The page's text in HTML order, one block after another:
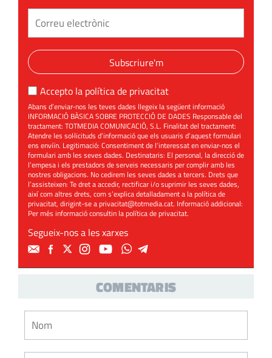
Subscriure'm
Accepto la política de privacitat
Abans d’enviar-nos les teves dades llegeix la següent informació
INFORMACIÓ BÀSICA SOBRE PROTECCIÓ DE DADES Responsable del
tractament: TOTMEDIA COMUNICACIÓ, S.L. Finalitat del tractament:
Atendre les sol·licituds d’informació que els usuaris d’aquest formulari
ens enviïn. Legitimació: Consentiment de l’interessat en enviar-nos el
formulari amb les seves dades. Destinataris: El personal, la direcció de
l’empesa i els prestadors de serveis necessaris per complir amb les
nostres obligacions. No cedirem les seves dades a tercers. Drets que
l’assisteixen: Te dret a accedir, rectificar i/o suprimir les seves dades,
així com altres drets, com s’explica detalladament a la política de
privacitat, dirigint-se aprivacitat@totmedia.cat. Informació addicional:
Per més informació consultin lapolítica de privacitat.
Segueix-nos a les xarxes
COMENTARIS